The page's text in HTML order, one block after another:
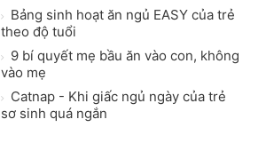
Bảng sinh hoạt ăn ngủ EASY của trẻ
theo độ tuổi
9 bí quyết mẹ bầu ăn vào con, không
vào mẹ
Catnap - Khi giấc ngủ ngày của trẻ
sơ sinh quá ngắn